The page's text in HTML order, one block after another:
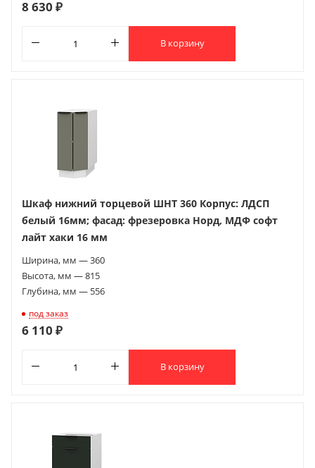
8 630 ₽
В корзину
Шкаф нижний торцевой ШНТ 360 Корпус: ЛДСП
белый 16мм; фасад: фрезеровка Норд, МДФ софт
лайт хаки 16 мм
Ширина, мм — 360
Высота, мм — 815
Глубина, мм — 556
под заказ
6 110 ₽
В корзину